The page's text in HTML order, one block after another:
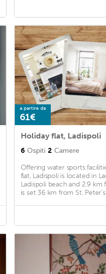
a partire da
61€
Holiday flat, Ladispoli
6 Ospiti 2 Camere
Offering water sports
flat, Ladispoli is located in
Ladispoli beach and 2.9
is set 36 km from St. Peter's